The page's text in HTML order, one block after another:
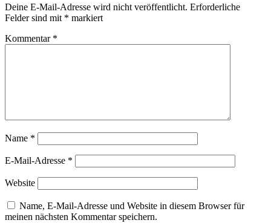
Deine E-Mail-Adresse wird nicht veröffentlicht. Erforderliche
Felder sind mit * markiert
Kommentar *
Name *
E-Mail-Adresse *
Website
Name, E-Mail-Adresse und Website in diesem Browser für
meinen nächsten Kommentar speichern.